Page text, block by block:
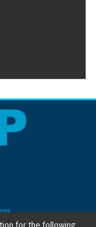
for the following